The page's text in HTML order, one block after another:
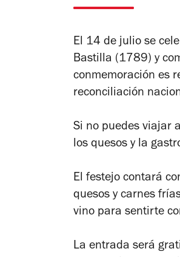
El 14 de julio se
Bastilla (1789) y
conmemoración es
reconciliación
Si no puedes viajar
los quesos y la
El festejo contará
quesos y carnes
vino para sentirte
La entrada será